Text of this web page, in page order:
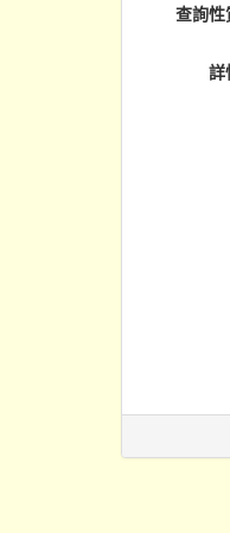
查詢性
詳